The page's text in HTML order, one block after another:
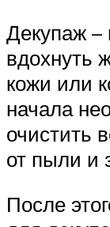
Декупаж –
вдохнуть
кожи или
начала
очистить
от пыли и
После